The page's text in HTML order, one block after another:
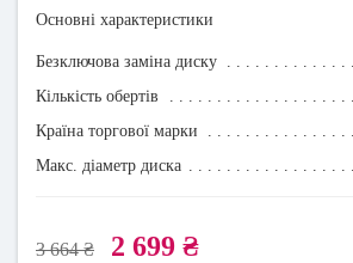
Основні характеристики
Безключова заміна диску
Кількість обертів
Країна торгової марки
Макс. діаметр диска
3 664 ₴ 2 699 ₴